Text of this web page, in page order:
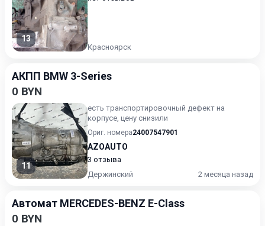
13
Красноярск
АКПП BMW 3-Series
0 BYN
11
есть транспортировочный дефект на
корпусе, цену снизили
Ориг. номера24007547901
AZOAUTO
3 отзыва
Держинский
2 месяца назад
Автомат MERCEDES-BENZ E-Class
0 BYN